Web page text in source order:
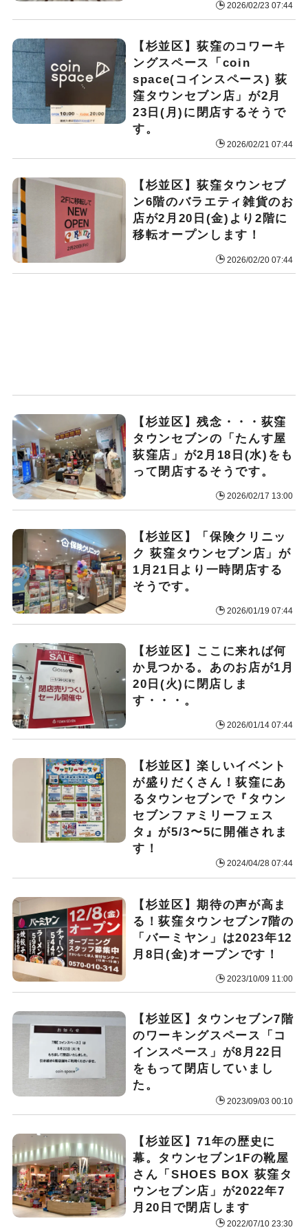
2026/02/23 07:44
【杉並区】荻窪のコワーキ
ングスペース「coin
space(コインスペース) 荻
窪タウンセブン店」が2月
23日(月)に閉店するそうで
す。
2026/02/21 07:44
【杉並区】荻窪タウンセブ
ン6階のバラエティ雑貨のお
店が2月20日(金)より2階に
移転オープンします！
2026/02/20 07:44
【杉並区】残念・・・荻窪
タウンセブンの「たんす屋
荻窪店」が2月18日(水)をも
って閉店するそうです。
2026/02/17 13:00
【杉並区】「保険クリニッ
ク 荻窪タウンセブン店」が
1月21日より一時閉店する
そうです。
2026/01/19 07:44
【杉並区】ここに来れば何
か見つかる。あのお店が1月
20日(火)に閉店しま
す・・・。
2026/01/14 07:44
【杉並区】楽しいイベント
が盛りだくさん！荻窪にあ
るタウンセブンで『タウン
セブンファミリーフェス
タ』が5/3〜5に開催されま
す！
2024/04/28 07:44
【杉並区】期待の声が高ま
る！荻窪タウンセブン7階の
「バーミヤン」は2023年12
月8日(金)オープンです！
2023/10/09 11:00
【杉並区】タウンセブン7階
のワーキングスペース「コ
インスペース」が8月22日
をもって閉店していまし
た。
2023/09/03 00:10
【杉並区】71年の歴史に
幕。タウンセブン1Fの靴屋
さん「SHOES BOX 荻窪タ
ウンセブン店」が2022年7
月20日で閉店します
2022/07/10 23:30